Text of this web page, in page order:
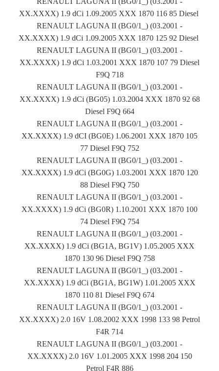
XX.XXXX) 1.9 dCi 1.09.2005 XXX 1870 116 85 Diesel
RENAULT LAGUNA II (BG0/1_) (03.2001 -
XX.XXXX) 1.9 dCi 1.09.2005 XXX 1870 125 92 Diesel
RENAULT LAGUNA II (BG0/1_) (03.2001 -
XX.XXXX) 1.9 dCi 1.03.2001 XXX 1870 107 79 Diesel
F9Q 718
RENAULT LAGUNA II (BG0/1_) (03.2001 -
XX.XXXX) 1.9 dCi (BG05) 1.03.2004 XXX 1870 92 68
Diesel F9Q 664
RENAULT LAGUNA II (BG0/1_) (03.2001 -
XX.XXXX) 1.9 dCI (BG0E) 1.06.2001 XXX 1870 105
77 Diesel F9Q 752
RENAULT LAGUNA II (BG0/1_) (03.2001 -
XX.XXXX) 1.9 dCi (BG0G) 1.03.2001 XXX 1870 120
88 Diesel F9Q 750
RENAULT LAGUNA II (BG0/1_) (03.2001 -
XX.XXXX) 1.9 dCi (BG0R) 1.10.2001 XXX 1870 100
74 Diesel F9Q 754
RENAULT LAGUNA II (BG0/1_) (03.2001 -
XX.XXXX) 1.9 dCi (BG1A, BG1V) 1.05.2005 XXX
1870 130 96 Diesel F9Q 758
RENAULT LAGUNA II (BG0/1_) (03.2001 -
XX.XXXX) 1.9 dCi (BG1A, BG1W) 1.01.2005 XXX
1870 110 81 Diesel F9Q 674
RENAULT LAGUNA II (BG0/1_) (03.2001 -
XX.XXXX) 2.0 16V 1.08.2002 XXX 1998 133 98 Petrol
F4R 714
RENAULT LAGUNA II (BG0/1_) (03.2001 -
XX.XXXX) 2.0 16V 1.01.2005 XXX 1998 204 150
Petrol F4R 886